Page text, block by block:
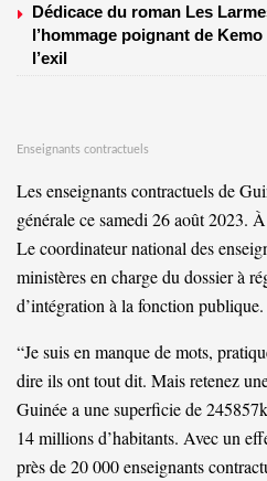
Dédicace du roman Les
l’hommage poignant de
l’exil
Enseignants contractuels
Les enseignants contractuels de
générale ce samedi 26 août 2023.
Le coordinateur national des
ministères en charge du dossier à
d’intégration à la fonction publique.
“Je suis en manque de mots,
dire ils ont tout dit. Mais retenez
Guinée a une superficie de
14 millions d’habitants. Avec un
près de 20 000 enseignants